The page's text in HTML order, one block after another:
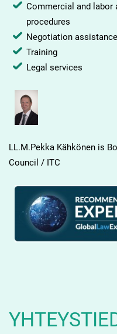
Commercial and labor
procedures
Negotiation
Training
Legal services
LL.M.Pekka Kähkönen is
Council / ITC